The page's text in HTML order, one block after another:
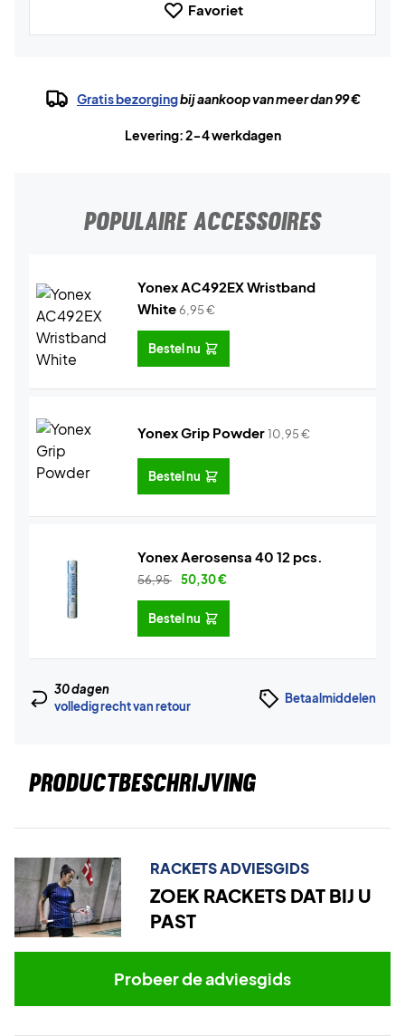
Favoriet
Gratis bezorgingbij aankoop van meer dan 99 €
Levering: 2-4 werkdagen
POPULAIRE ACCESSOIRES
Yonex AC492EX Wristband
White6,95€
Bestel nu
Yonex Grip Powder10,95€
Bestel nu
Yonex Aerosensa 40 12 pcs.
56,95 50,30€
Bestel nu
30 dagen
volledig recht van retour
Betaalmiddelen
PRODUCTBESCHRIJVING
RACKETS ADVIESGIDS
ZOEK RACKETS DAT BIJ U
PAST
Probeer de adviesgids